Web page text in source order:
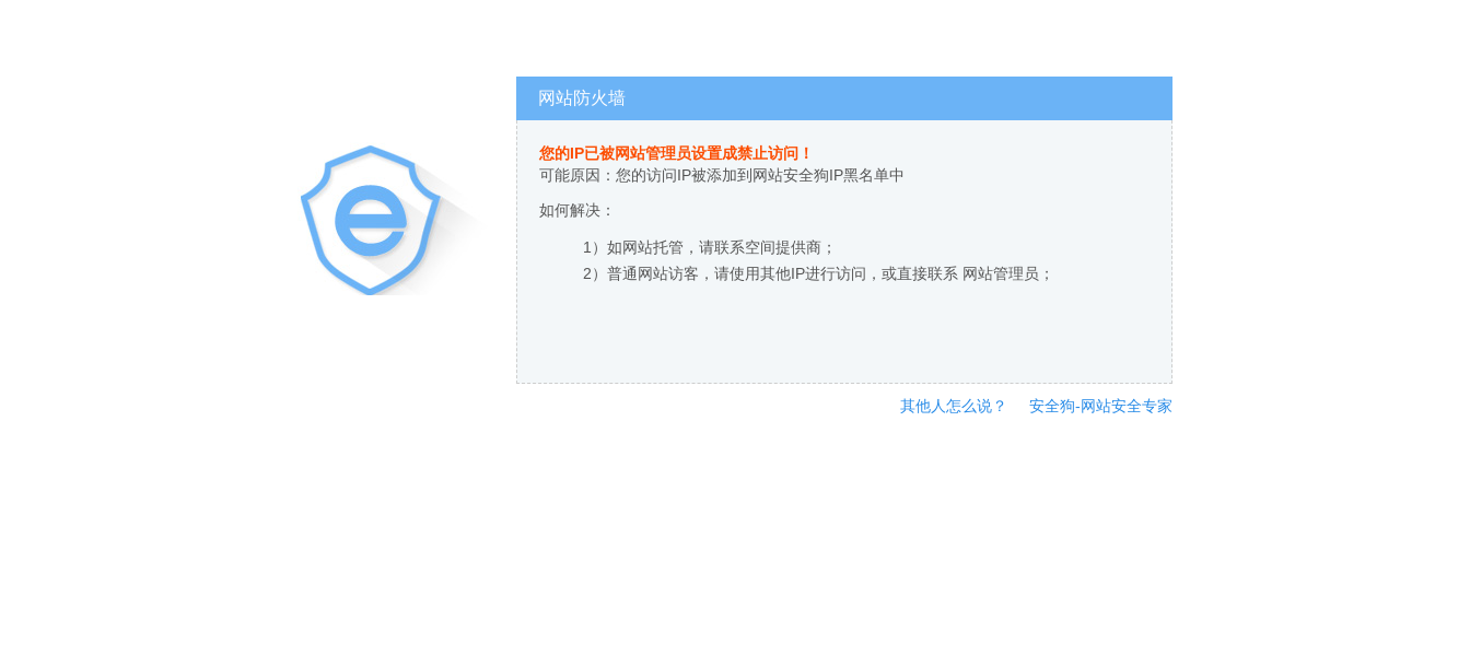
网站防火墙
您的IP已被网站管理员设置成禁止访问！
可能原因：您的访问IP被添加到网站安全狗IP黑名单中
如何解决：
1）如网站托管，请联系空间提供商；
2）普通网站访客，请使用其他IP进行访问，或直接联系 网站管理员；
其他人怎么说？ 安全狗-网站安全专家